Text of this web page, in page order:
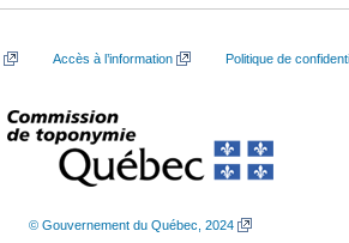
Accès à l’information Politique de
© Gouvernement du Québec, 2024